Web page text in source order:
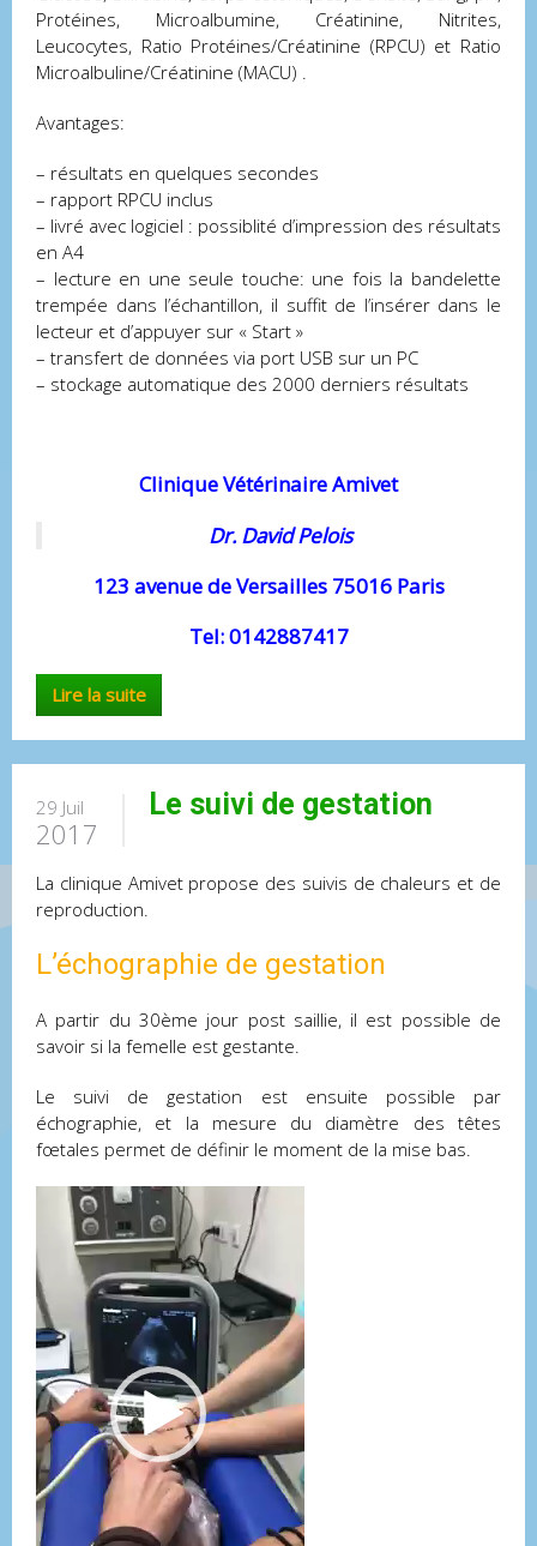
Protéines, Microalbumine, Créatinine, Nitrites,
Leucocytes, Ratio Protéines/Créatinine (RPCU) et Ratio
Microalbuline/Créatinine (MACU) .
Avantages:
– résultats en quelques secondes
– rapport RPCU inclus
– livré avec logiciel : possiblité d’impression des résultats
en A4
– lecture en une seule touche: une fois la bandelette
trempée dans l’échantillon, il suffit de l’insérer dans le
lecteur et d’appuyer sur « Start »
– transfert de données via port USB sur un PC
– stockage automatique des 2000 derniers résultats
Clinique Vétérinaire Amivet
Dr. David Pelois
123 avenue de Versailles 75016 Paris
Tel: 0142887417
Lire la suite
29 Juil
2017
Le suivi de gestation
La clinique Amivet propose des suivis de chaleurs et de
reproduction.
L’échographie de gestation
A partir du 30ème jour post saillie, il est possible de
savoir si la femelle est gestante.
Le suivi de gestation est ensuite possible par
échographie, et la mesure du diamètre des têtes
fœtales permet de définir le moment de la mise bas.